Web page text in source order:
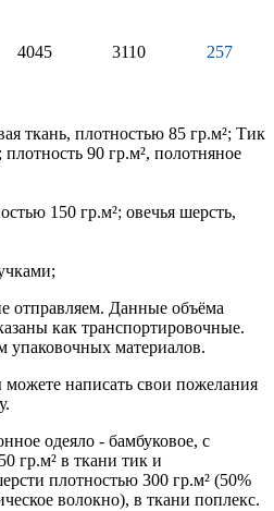
4045 3110 257
ткань, плотностью 85 гр.м²; Тик
плотность 90 гр.м², полотняное
150 гр.м²; овечья шерсть,
отправляем. Данные объёма
как транспортировочные.
упаковочных материалов.
написать свои пожелания
одеяло - бамбуковое, с
гр.м² в ткани тик и
плотностью 300 гр.м² (50%
волокно), в ткани поплекс.